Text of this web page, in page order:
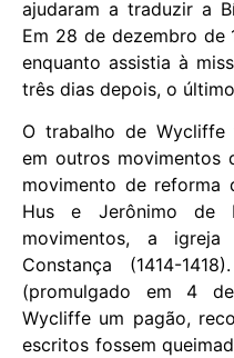
ajudaram a traduzir a
Em 28 de dezembro de
enquanto assistia à
três dias depois, o
O trabalho de Wycliffe
em outros movimentos
movimento de reforma
Hus e Jerônimo de
movimentos, a
Constança (1414-
(promulgado em 4
Wycliffe um pagão,
escritos fossem